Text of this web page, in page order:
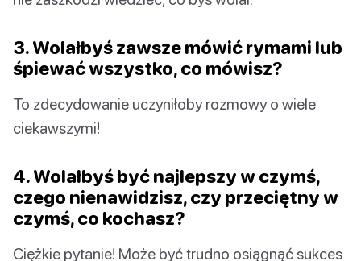
3. Wolałbyś zawsze mówić rymami lub
śpiewać wszystko, co mówisz?
To zdecydowanie uczyniłoby rozmowy o wiele
ciekawszymi!
4. Wolałbyś być najlepszy w czymś,
czego nienawidzisz, czy przeciętny w
czymś, co kochasz?
Ciężkie pytanie! Może być trudno osiągnąć sukces